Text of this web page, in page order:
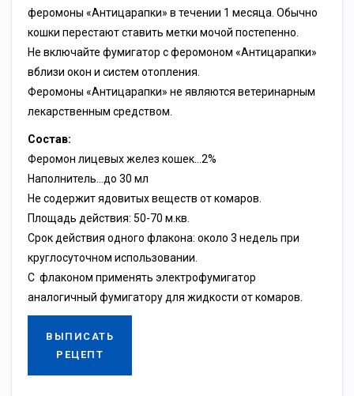
феромоны «Антицарапки» в течении 1 месяца. Обычно
кошки перестают ставить метки мочой постепенно.
Не включайте фумигатор с феромоном «Антицарапки»
вблизи окон и систем отопления.
Феромоны «Антицарапки» не являются ветеринарным
лекарственным средством.
Состав:
Феромон лицевых желез кошек…2%
Наполнитель…до 30 мл
Не содержит ядовитых веществ от комаров.
Площадь действия: 50-70 м.кв.
Срок действия одного флакона: около 3 недель при
круглосуточном использовании.
С флаконом применять электрофумигатор
аналогичный фумигатору для жидкости от комаров.
ВЫПИСАТЬ
РЕЦЕПТ